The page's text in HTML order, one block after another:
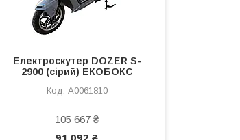
Електроcкутер DOZER S-
2900 (сірий) ЕКОБОКС
А0061810
105 667 ₴